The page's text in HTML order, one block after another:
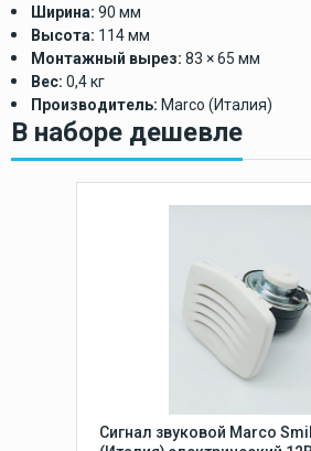
Ширина: 90 мм
Высота: 114 мм
Монтажный вырез: 83 × 65 мм
Вес: 0,4 кг
Производитель: Marco (Италия)
В наборе дешевле
Сигнал звуковой Marco